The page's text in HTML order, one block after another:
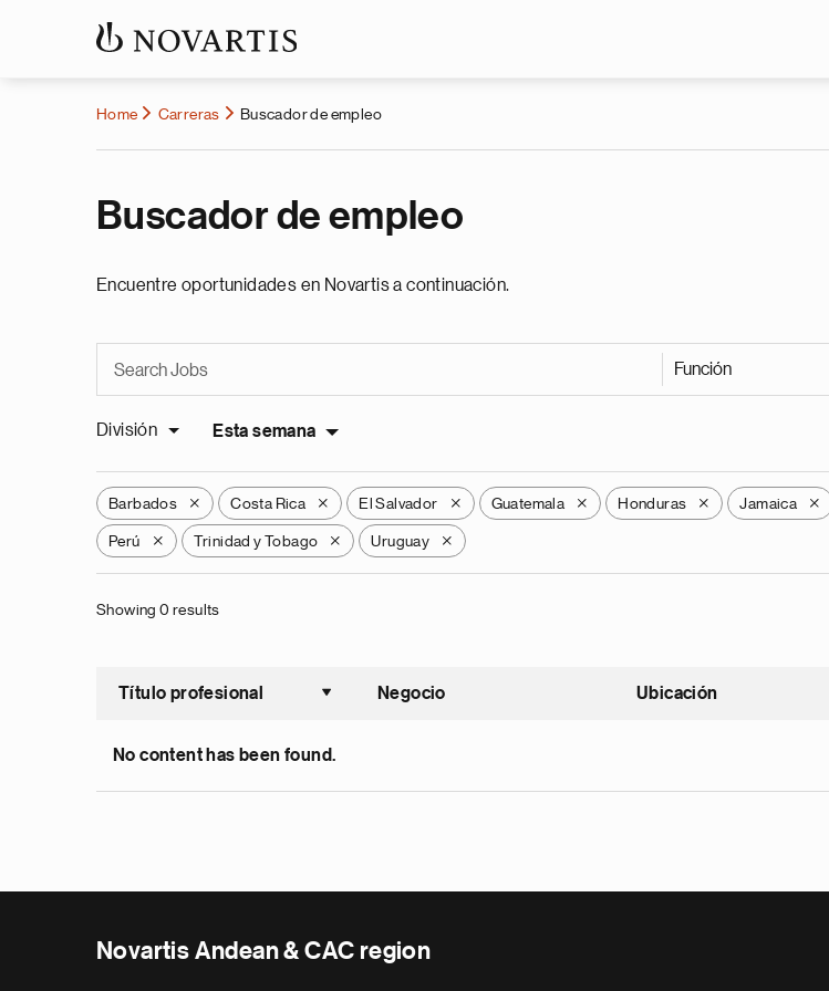
Home Carreras Buscador de empleo
Buscador de empleo
Encuentre oportunidades en Novartis a continuación.
Función
División Esta semana
Barbados X Costa Rica X El Salvador X Guatemala X Honduras X Jamaica X
Perú X Trinidad y Tobago X Uruguay X
Showing 0 results
Título profesional
Ordenar ascendente
Negocio Ubicación
No content has been found.
Novartis Andean & CAC region